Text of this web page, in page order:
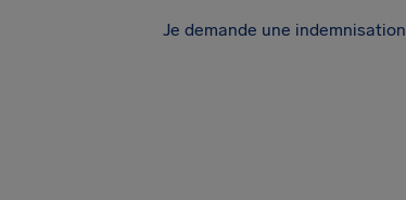
Je demande une indemnisation